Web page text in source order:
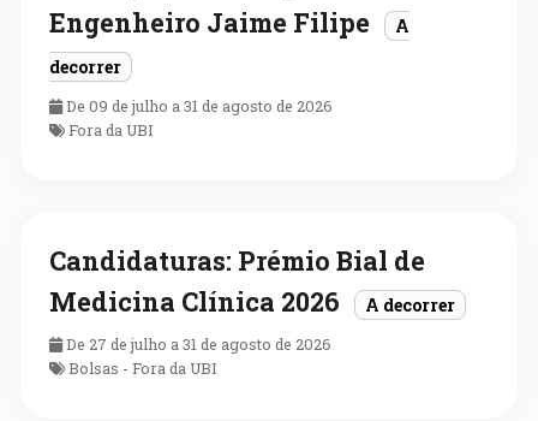
Engenheiro Jaime Filipe
A
decorrer
De 09 de julho a 31 de agosto de 2026
Fora da UBI
Candidaturas: Prémio Bial de
Medicina Clínica 2026
A decorrer
De 27 de julho a 31 de agosto de 2026
Bolsas - Fora da UBI